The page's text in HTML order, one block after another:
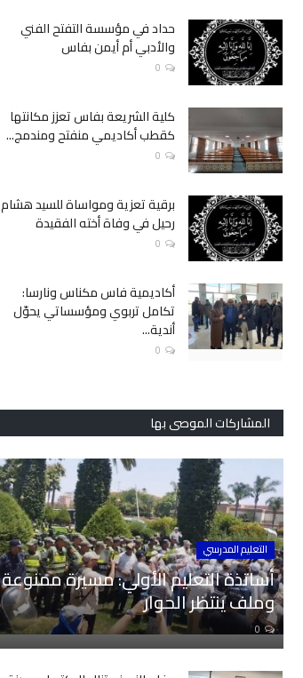
حداد في مؤسسة التفتح الفني
والأدبي أم أيمن بفاس
0
كلية الشريعة بفاس تعزز مكانتها
كقطب أكاديمي منفتح ومندمج...
0
برقية تعزية ومواساة للسيد هشام
رحيل في وفاة أخته الفقيدة
0
أكاديمية فاس مكناس ونارسا:
تكامل تربوي ومؤسساتي يحوّل
أندية...
0
المشاركات الموصى بها
التعليم المدرسي
أساتذة التعليم الأولي: مسيرة ممنوعة
وملف ينتظر الحوار
0